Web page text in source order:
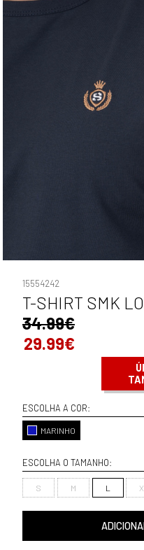
15554242
T-SHIRT SMK
34.99€
29.99€
ESCOLHA A COR:
MARINHO
ESCOLHA O TAMANHO:
S M L